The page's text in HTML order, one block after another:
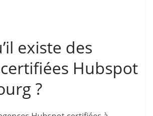
existe des
Hubspot
?